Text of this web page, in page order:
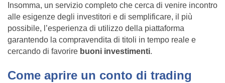
Insomma, un servizio completo che cerca di venire incontro
alle esigenze degli investitori e di semplificare, il più
possibile, l’esperienza di utilizzo della piattaforma
garantendo la compravendita di titoli in tempo reale e
cercando di favorire buoni investimenti.
Come aprire un conto di trading